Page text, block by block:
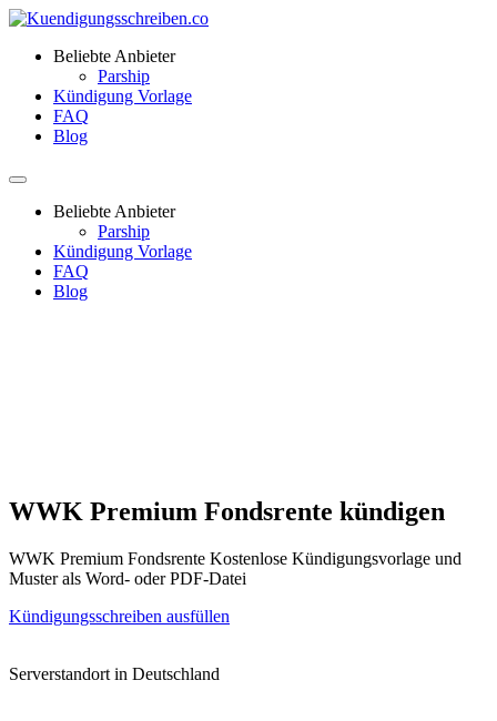
Beliebte Anbieter
Parship
Kündigung Vorlage
FAQ
Blog
Beliebte Anbieter
Parship
Kündigung Vorlage
FAQ
Blog
WWK Premium Fondsrente kündigen
WWK Premium Fondsrente Kostenlose Kündigungsvorlage und
Muster als Word- oder PDF-Datei
Kündigungsschreiben ausfüllen
Serverstandort in Deutschland